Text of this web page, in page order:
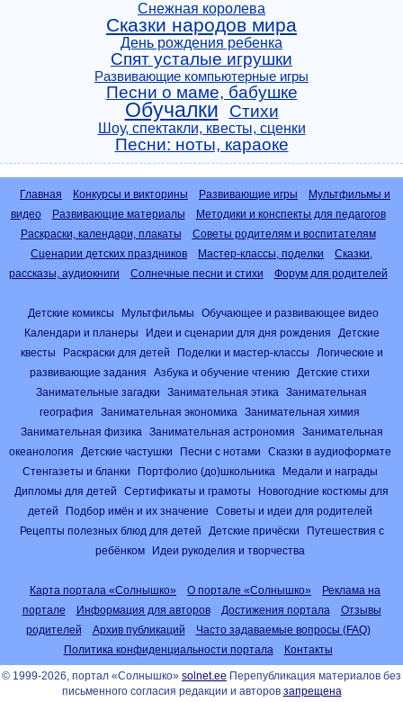
Снежная королева
Сказки народов мира
День рождения ребенка
Спят усталые игрушки
Развивающие компьютерные игры
Песни о маме, бабушке
Обучалки Стихи
Шоу, спектакли, квесты, сценки
Песни: ноты, караоке
Главная Конкурсы и викторины Развивающие игры
Мультфильмы и
видео
Развивающие материалы
Методики и конспекты для педагогов
Раскраски, календари, плакаты
Советы родителям и воспитателям
Сценарии детских праздников
Мастер-классы, поделки
Сказки,
рассказы, аудиокниги
Солнечные песни и стихи Форум для родителей
Детские комиксы Мультфильмы
Обучающее и развивающее видео
Календари и планеры
Идеи и сценарии для дня рождения
Детские
квесты
Раскраски для детей Поделки и мастер-классы
Логические и
развивающие задания
Азбука и обучение чтению
Детские стихи
Занимательные загадки
Занимательная этика
Занимательная
география
Занимательная экономика
Занимательная химия
Занимательная физика
Занимательная астрономия
Занимательная
океанология
Детские частушки Песни с нотами
Сказки в аудиоформате
Стенгазеты и бланки
Портфолио (до)школьника
Медали и награды
Дипломы для детей
Сертификаты и грамоты
Новогодние костюмы для
детей
Подбор имён и их значение
Советы и идеи для родителей
Рецепты полезных блюд для детей
Детские причёски
Путешествия с
ребёнком
Идеи рукоделия и творчества
Карта портала «Солнышко» О портале «Солнышко»
Реклама на
портале
Информация для авторов Достижения портала
Отзывы
родителей
Архив публикаций
Часто задаваемые вопросы (FAQ)
Политика конфиденциальности портала
Контакты
© 1999-2026, портал «Солнышко» solnet.ee Перепубликация материалов без
письменного согласия редакции и авторов запрещена